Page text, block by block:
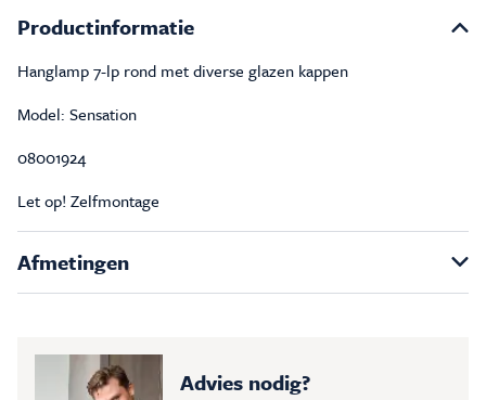
Productinformatie
Hanglamp 7-lp rond met diverse glazen kappen
Model: Sensation
08001924
Let op! Zelfmontage
Afmetingen
Advies nodig?